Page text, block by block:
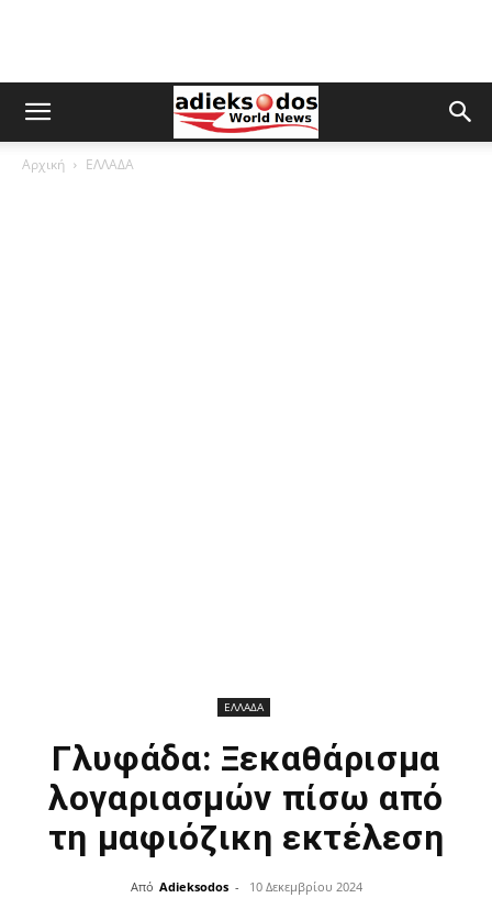
Αρχική ΕΛΛΑΔΑ
ΕΛΛΑΔΑ
Γλυφάδα: Ξεκαθάρισμα
λογαριασμών πίσω από
τη μαφιόζικη εκτέλεση
Από Adieksodos - 10 Δεκεμβρίου 2024